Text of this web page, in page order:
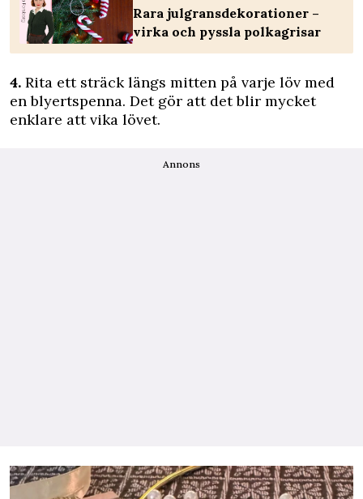
Rara julgransdekorationer –
virka och pyssla polkagrisar
4. Rita ett sträck längs mitten på varje löv med
en blyertspenna. Det gör att det blir mycket
enklare att vika lövet.
Annons